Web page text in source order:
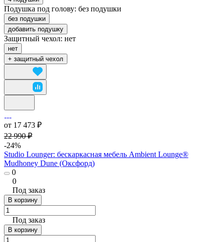
Подушка под голову: без подушки
без подушки
добавить подушку
Защитный чехол: нет
нет
+ защитный чехол
от 17 473 ₽
22 990 ₽
-24%
Studio Lounger: бескаркасная мебель Ambient Lounge®
Mudhoney Dune (Оксфорд)
0
0
Под заказ
В корзину
Под заказ
В корзину